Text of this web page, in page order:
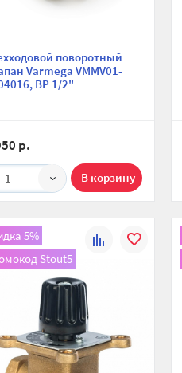
поворотный
Varmega VMMV01-
ВР 1/2"
р.
1
5%
Stout5